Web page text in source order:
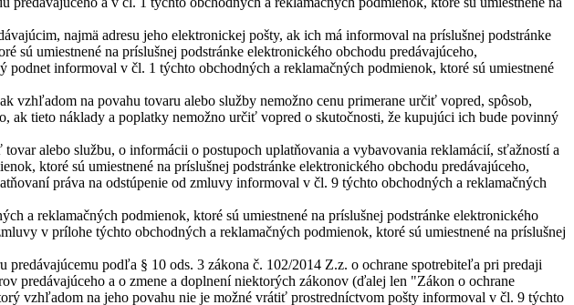
najmä adresu jeho elektronickej pošty, ak ich má informoval na príslušnej podstránke
sú umiestnené na príslušnej podstránke elektronického obchodu predávajúceho,
informoval v čl. 1 týchto obchodných a reklamačných podmienok, ktoré sú umiestnené
vzhľadom na povahu tovaru alebo služby nemožno cenu primerane určiť vopred, spôsob,
ak tieto náklady a poplatky nemožno určiť vopred o skutočnosti, že kupujúci ich bude povinný
alebo službu, o informácii o postupoch uplatňovania a vybavovania reklamácií, sťažností a
ktoré sú umiestnené na príslušnej podstránke elektronického obchodu predávajúceho,
práva na odstúpenie od zmluvy informoval v čl. 9 týchto obchodných a reklamačných
a reklamačných podmienok, ktoré sú umiestnené na príslušnej podstránke elektronického
v prílohe týchto obchodných a reklamačných podmienok, ktoré sú umiestnené na príslušnej
podľa § 10 ods. 3 zákona č. 102/2014 Z.z. o ochrane spotrebiteľa pri predaji
predávajúceho a o zmene a doplnení niektorých zákonov (ďalej len "Zákon o ochrane
vzhľadom na jeho povahu nie je možné vrátiť prostredníctvom pošty informoval v čl. 9 týchto